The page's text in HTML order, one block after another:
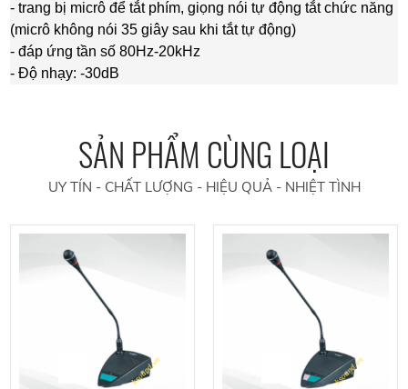
- trang bị micrô để tắt phím, giọng nói tự động tắt chức năng
(micrô không nói 35 giây sau khi tắt tự động)
- đáp ứng tần số 80Hz-20kHz
- Độ nhạy: -30dB
SẢN PHẨM CÙNG LOẠI
UY TÍN - CHẤT LƯỢNG - HIỆU QUẢ - NHIỆT TÌNH